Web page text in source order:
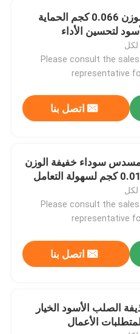
خفيفة الوزن 0.066 كجم الحماية
لتحسين الأداء
الأسعار：Please consult the sales
representative
اتصل بنا
سوداء خفيفة الوزن
الأسعار：Please consult the sales
representative
اتصل بنا
الصلب الأسود الخيار
لمتطلبات الأعمال